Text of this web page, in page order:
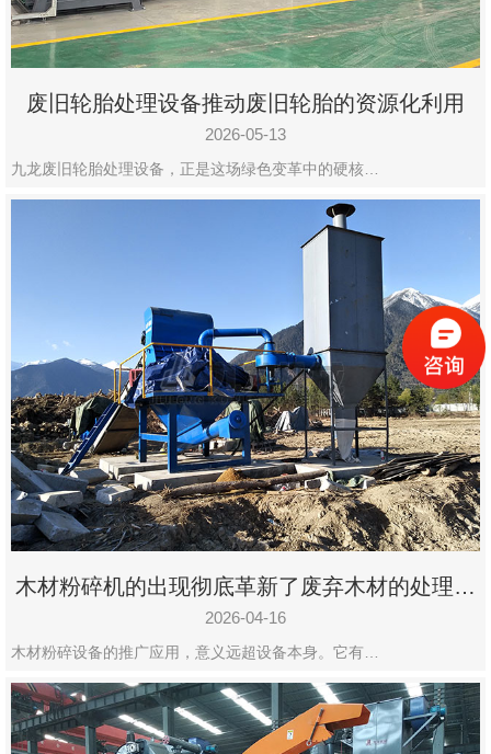
废旧轮胎处理设备推动废旧轮胎的资源化利用
2026-05-13
九龙废旧轮胎处理设备，正是这场绿色变革中的硬核…
木材粉碎机的出现彻底革新了废弃木材的处理模
式
2026-04-16
木材粉碎设备的推广应用，意义远超设备本身。它有…